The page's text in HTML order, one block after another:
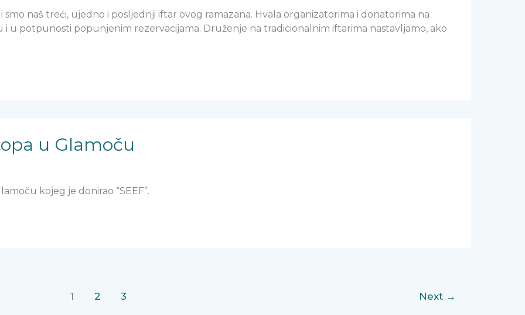
smo naš treći, ujedno i posljednji iftar ovog ramazana. Hvala organizatorima i donatorima na
u potpunosti popunjenim rezervacijama. Druženje na tradicionalnim iftarima nastavljamo, ako
u Glamoču
kojeg je donirao “SEEF”.
1 2 3 Next →